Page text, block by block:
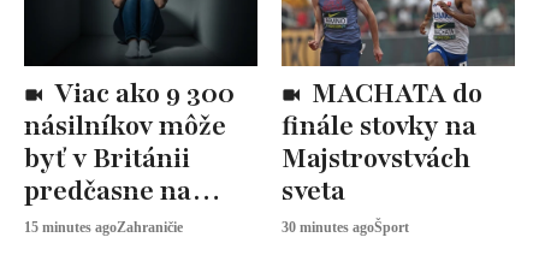
násilníkov môže
byť v Británii
predčasne na
slobode. Obete sa
15 minutes agoZahraničie
finále stovky na
Majstrovstvách
sveta
30 minutes agoŠport